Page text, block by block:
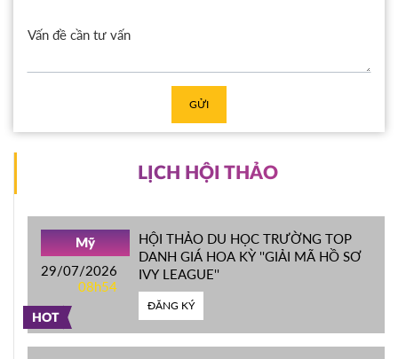
GỬI
LỊCH HỘI THẢO
HOT
Mỹ
29/07/2026
08h54
HỘI THẢO DU HỌC TRƯỜNG TOP
DANH GIÁ HOA KỲ ''GIẢI MÃ HỒ SƠ
IVY LEAGUE''
ĐĂNG KÝ